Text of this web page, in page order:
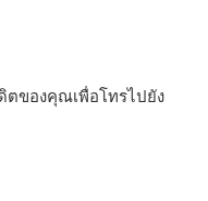
ตของคุณเพื่อโทรไปยัง